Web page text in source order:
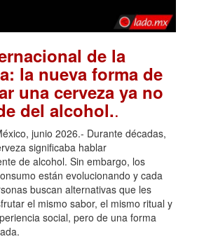
de la
la nueva forma de
una cerveza ya no
del alcohol..
junio 2026.- Durante décadas,
significaba hablar
de alcohol. Sin embargo, los
están evolucionando y cada
buscan alternativas que les
el mismo sabor, el mismo ritual y
social, pero de una forma